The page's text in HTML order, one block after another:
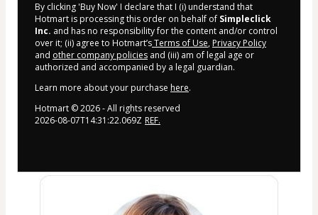
By clicking 'Buy Now' I declare that I (i) understand that
Hotmart is processing this order on behalf of Simpleclick
Inc. and has no responsibility for the content and/or control
over it; (ii) agree to Hotmart’sTerms of Use, Privacy Policy
and other company policies and (iii) am of legal age or
authorized and accompanied by a legal guardian.
Learn more about your purchase here.
Hotmart ©2026- All rights reserved
2026-08-07T14:31:22.069Z REF.